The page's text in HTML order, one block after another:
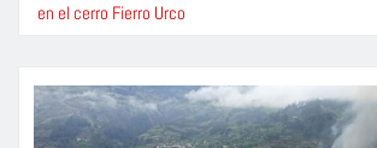
en el cerro Fierro Urco